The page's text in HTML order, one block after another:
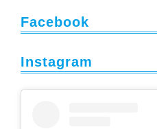
Facebook
Instagram